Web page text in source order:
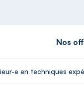
Nos
e en techniques